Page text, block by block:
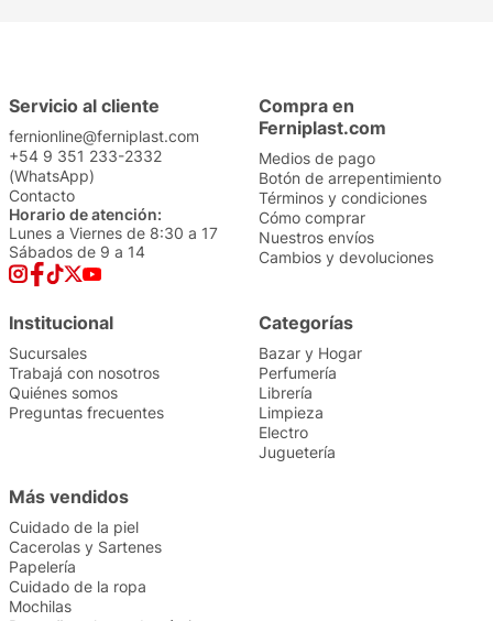
Servicio al cliente
fernionline@ferniplast.com
+54 9 351 233-2332
(WhatsApp)
Contacto
Horario de atención:
Lunes a Viernes de 8:30 a 17
Sábados de 9 a 14
Compra en
Ferniplast.com
Medios de pago
Botón de arrepentimiento
Términos y condiciones
Cómo comprar
Nuestros envíos
Cambios y devoluciones
Institucional
Sucursales
Trabajá con nosotros
Quiénes somos
Preguntas frecuentes
Categorías
Bazar y Hogar
Perfumería
Librería
Limpieza
Electro
Juguetería
Más vendidos
Cuidado de la piel
Cacerolas y Sartenes
Papelería
Cuidado de la ropa
Mochilas